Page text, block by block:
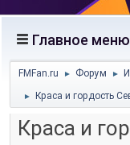
Главное меню
FMFan.ru ► Форум ►
► Краса и гордость
Краса и